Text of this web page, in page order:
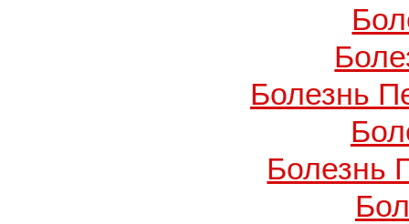
Болезнь
Болезнь